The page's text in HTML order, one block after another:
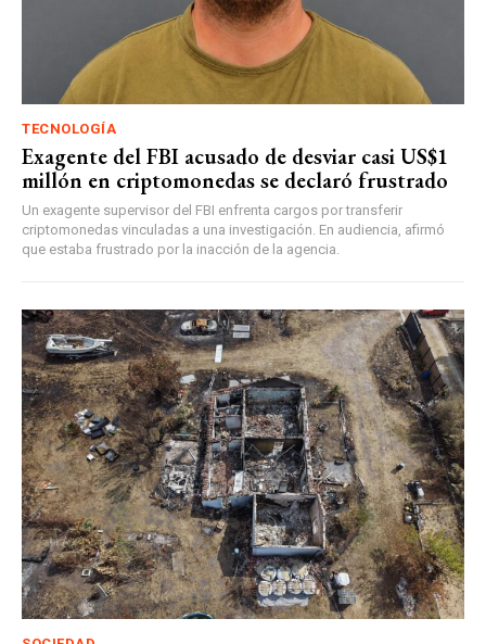
TECNOLOGÍA
Exagente del FBI acusado de desviar casi US$1
millón en criptomonedas se declaró frustrado
Un exagente supervisor del FBI enfrenta cargos por transferir
criptomonedas vinculadas a una investigación. En audiencia, afirmó
que estaba frustrado por la inacción de la agencia.